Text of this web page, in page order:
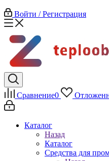
Войти / Регистрация
Сравнение0
Каталог
Назад
Каталог
Средства для